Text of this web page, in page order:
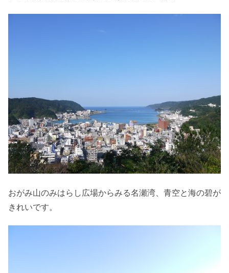
おがみ山のみはらし広場からみる名瀬湾、青空と海の碧が
きれいです。